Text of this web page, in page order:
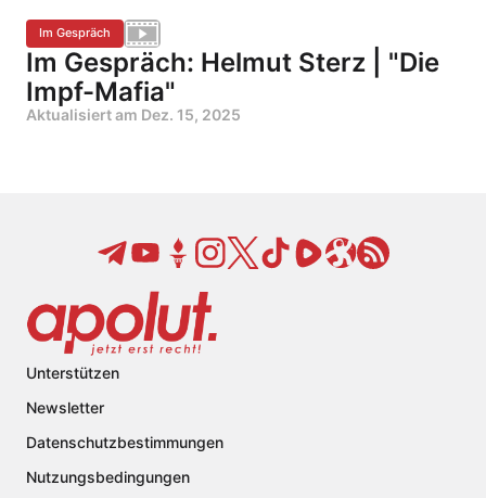
Im Gespräch
Im Gespräch: Helmut Sterz | "Die
Impf-Mafia"
Aktualisiert am Dez. 15, 2025
Unterstützen
Newsletter
Datenschutzbestimmungen
Nutzungsbedingungen